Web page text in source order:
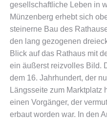
gesellschaftliche Leben in
Münzenberg erhebt sich
steinerne Bau des
den lang gezogenen
Blick auf das Rathaus mit
ein äußerst reizvolles Bild.
dem 16. Jahrhundert, der
Längsseite zum Marktplatz
einen Vorgänger, der
erbaut worden war. In den